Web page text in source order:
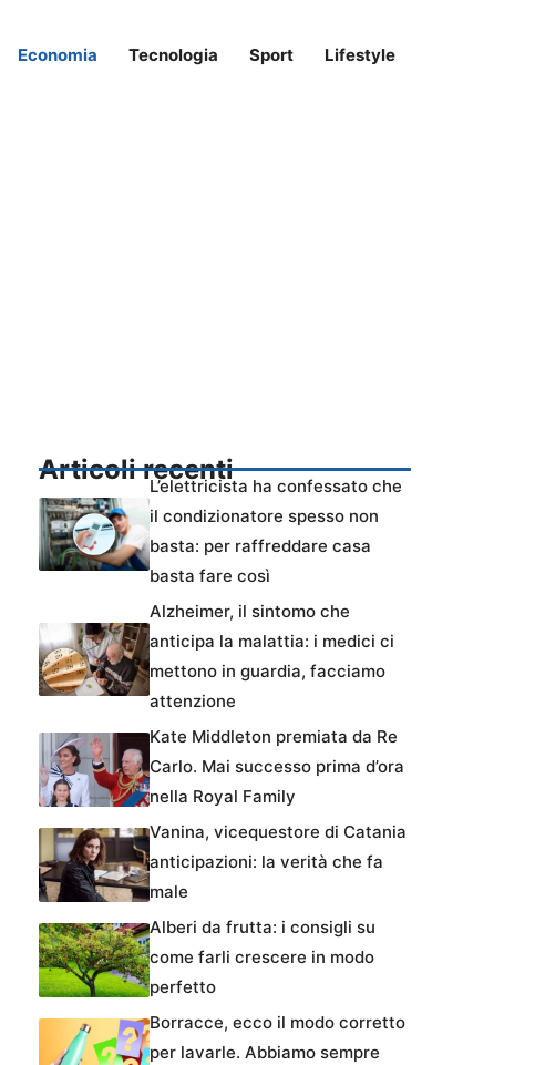
Economia Tecnologia Sport Lifestyle
Articoli recenti
L’elettricista ha confessato che
il condizionatore spesso non
basta: per raffreddare casa
basta fare così
Alzheimer, il sintomo che
anticipa la malattia: i medici ci
mettono in guardia, facciamo
attenzione
Kate Middleton premiata da Re
Carlo. Mai successo prima d’ora
nella Royal Family
Vanina, vicequestore di Catania
anticipazioni: la verità che fa
male
Alberi da frutta: i consigli su
come farli crescere in modo
perfetto
Borracce, ecco il modo corretto
per lavarle. Abbiamo sempre